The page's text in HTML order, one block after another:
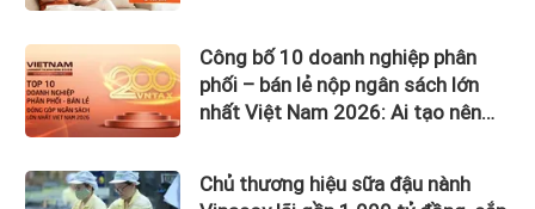
Công bố 10 doanh nghiệp phân
phối – bán lẻ nộp ngân sách lớn
nhất Việt Nam 2026: Ai tạo nên
Chủ thương hiệu sữa đậu nành